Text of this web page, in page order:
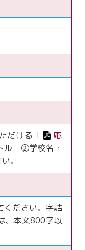
だける「
応
ル ②学校名・
。
ください。字詰
、本文800字以